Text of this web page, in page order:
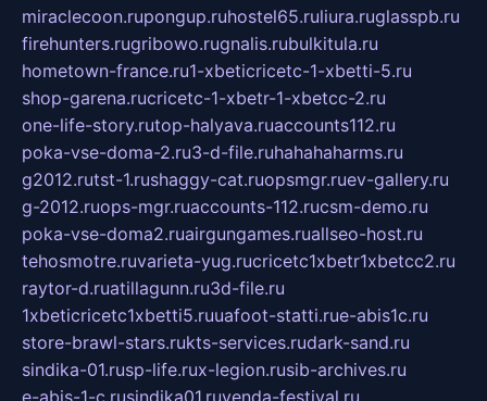
miraclecoon.rupongup.ruhostel65.ruliura.ruglasspb.ru
firehunters.rugribowo.rugnalis.rubulkitula.ru
hometown-france.ru1-xbeticricetc-1-xbetti-5.ru
shop-garena.rucricetc-1-xbetr-1-xbetcc-2.ru
one-life-story.rutop-halyava.ruaccounts112.ru
poka-vse-doma-2.ru3-d-file.ruhahahaharms.ru
g2012.rutst-1.rushaggy-cat.ruopsmgr.ruev-gallery.ru
g-2012.ruops-mgr.ruaccounts-112.rucsm-demo.ru
poka-vse-doma2.ruairgungames.ruallseo-host.ru
tehosmotre.ruvarieta-yug.rucricetc1xbetr1xbetcc2.ru
raytor-d.ruatillagunn.ru3d-file.ru
1xbeticricetc1xbetti5.ruuafoot-statti.rue-abis1c.ru
store-brawl-stars.rukts-services.rudark-sand.ru
sindika-01.rusp-life.rux-legion.rusib-archives.ru